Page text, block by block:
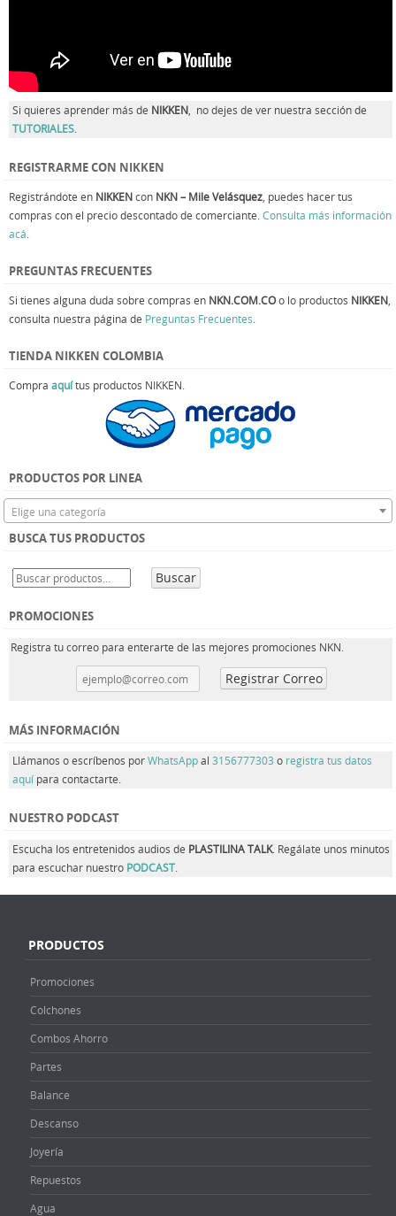
Si quieres aprender más de NIKKEN, no dejes de ver nuestra sección de
TUTORIALES.
REGISTRARME CON NIKKEN
Registrándote en NIKKENcon NKN – Mile Velásquez , puedes hacer tus
compras con el precio descontado de comerciante. Consulta más información
acá
PREGUNTAS FRECUENTES
Si tienes alguna duda sobre compras en NKN.COM.COo lo productos NIKKEN
consulta nuestra página de Preguntas Frecuentes
TIENDA NIKKEN COLOMBIA
Compra aquítus productos NIKKEN.
PRODUCTOS POR LINEA
Elige una categoría
BUSCA TUS PRODUCTOS
Buscar
PROMOCIONES
Registra tu correo para enterarte de las mejores promociones NKN.
MÁS INFORMACIÓN
Llámanos o escríbenos porWhatsAppal 3156777303 o registra tus datos
aquí para contactarte.
NUESTRO PODCAST
Escucha los entretenidos audios de PLASTILINA TALK. Regálate unos minutos
para escuchar nuestro PODCAST
PRODUCTOS
Promociones
Colchones
Combos Ahorro
Partes
Balance
Descanso
Joyería
Repuestos
Agua